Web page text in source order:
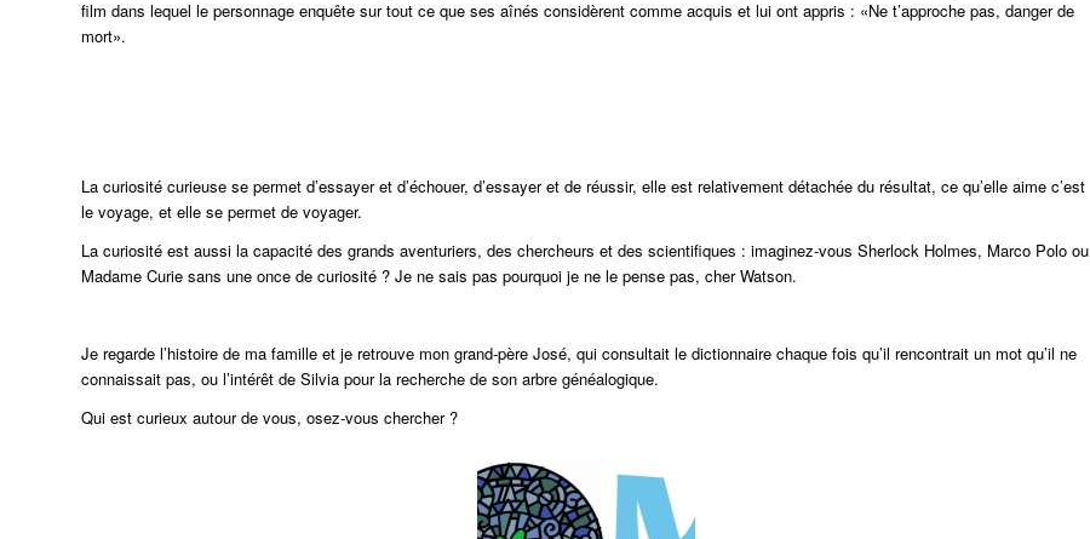
film dans lequel le personnage enquête sur tout ce que ses aînés considèrent comme acquis et lui ont appris : «Ne t’approche pas, danger de
mort».
La curiosité curieuse se permet d’essayer et d’échouer, d’essayer et de réussir, elle est relativement détachée du résultat, ce qu’elle aime c’est
le voyage, et elle se permet de voyager.
La curiosité est aussi la capacité des grands aventuriers, des chercheurs et des scientifiques : imaginez-vous Sherlock Holmes, Marco Polo ou
Madame Curie sans une once de curiosité ? Je ne sais pas pourquoi je ne le pense pas, cher Watson.
Je regarde l’histoire de ma famille et je retrouve mon grand-père José, qui consultait le dictionnaire chaque fois qu’il rencontrait un mot qu’il ne
connaissait pas, ou l’intérêt de Silvia pour la recherche de son arbre généalogique.
Qui est curieux autour de vous, osez-vous chercher ?